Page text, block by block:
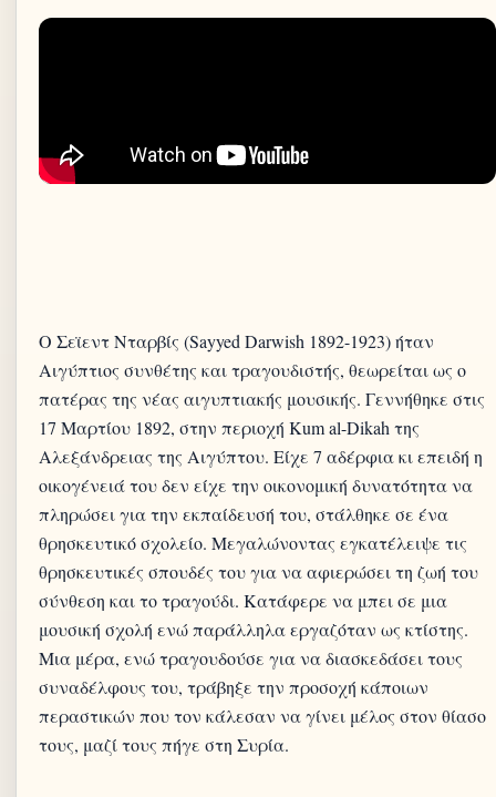
Ο Σεϊεντ Νταρβίς (Sayyed Darwish 1892-1923) ήταν
Αιγύπτιος συνθέτης και τραγουδιστής, θεωρείται ως ο
πατέρας της νέας αιγυπτιακής μουσικής. Γεννήθηκε στις
17 Μαρτίου 1892, στην περιοχή Kum al-Dikah της
Αλεξάνδρειας της Αιγύπτου. Eίχε 7 αδέρφια κι επειδή η
οικογένειά του δεν είχε την οικονομική δυνατότητα να
πληρώσει για την εκπαίδευσή του, στάλθηκε σε ένα
θρησκευτικό σχολείο. Μεγαλώνοντας εγκατέλειψε τις
θρησκευτικές σπουδές του για να αφιερώσει τη ζωή του
σύνθεση και το τραγούδι. Κατάφερε να μπει σε μια
μουσική σχολή ενώ παράλληλα εργαζόταν ως κτίστης.
Μια μέρα, ενώ τραγουδούσε για να διασκεδάσει τους
συναδέλφους του, τράβηξε την προσοχή κάποιων
περαστικών που τον κάλεσαν να γίνει μέλος στον θίασο
τους, μαζί τους πήγε στη Συρία.